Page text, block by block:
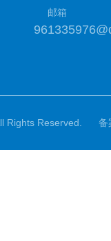
邮箱
Rights Reserved. 备